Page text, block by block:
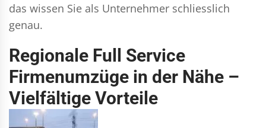
das wissen Sie als Unternehmer schliesslich
genau.
Regionale Full Service
Firmenumzüge in der Nähe –
Vielfältige Vorteile